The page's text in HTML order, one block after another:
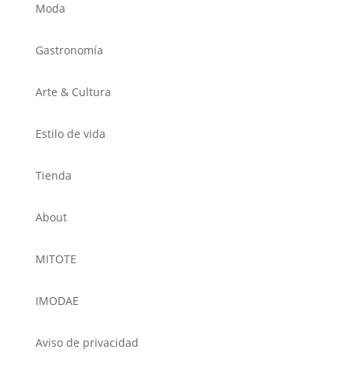
Moda
Gastronomía
Arte & Cultura
Estilo de vida
Tienda
About
MITOTE
IMODAE
Aviso de privacidad